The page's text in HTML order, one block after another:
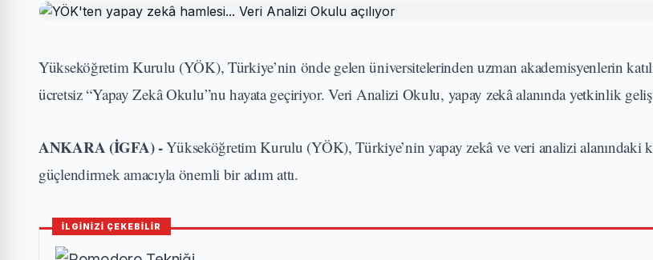
Yükseköğretim Kurulu (YÖK), Türkiye’nin önde gelen üniversitelerinden uzman akademisyenlerin
ücretsiz “Yapay Zekâ Okulu”nu hayata geçiriyor. Veri Analizi Okulu, yapay zekâ alanında yetkinlik
ANKARA (İGFA) -Yükseköğretim Kurulu (YÖK), Türkiye’nin yapay zekâ ve veri analizi alanındaki
güçlendirmek amacıyla önemli bir adım attı.
İLGİNİZİ ÇEKEBİLİR